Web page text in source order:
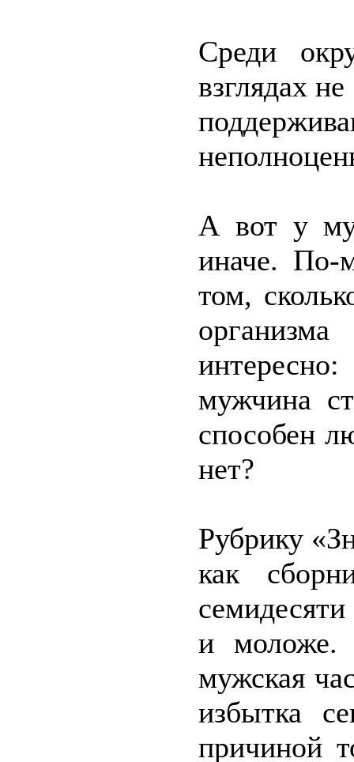
Среди
взглядах
А вот у
иначе. По-
том,
мужчина
способен
нет?
Рубрику
как
и моложе.
мужская
избытка
причиной